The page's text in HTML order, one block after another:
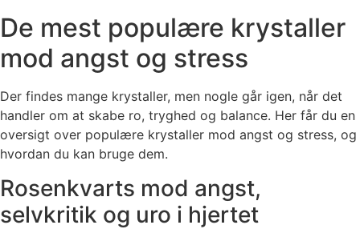
De mest populære krystaller
mod angst og stress
Der findes mange krystaller, men nogle går igen, når det
handler om at skabe ro, tryghed og balance. Her får du en
oversigt over populære krystaller mod angst og stress, og
hvordan du kan bruge dem.
Rosenkvarts mod angst,
selvkritik og uro i hjertet